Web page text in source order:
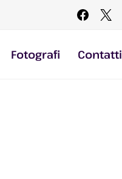
Fotografi Contatti